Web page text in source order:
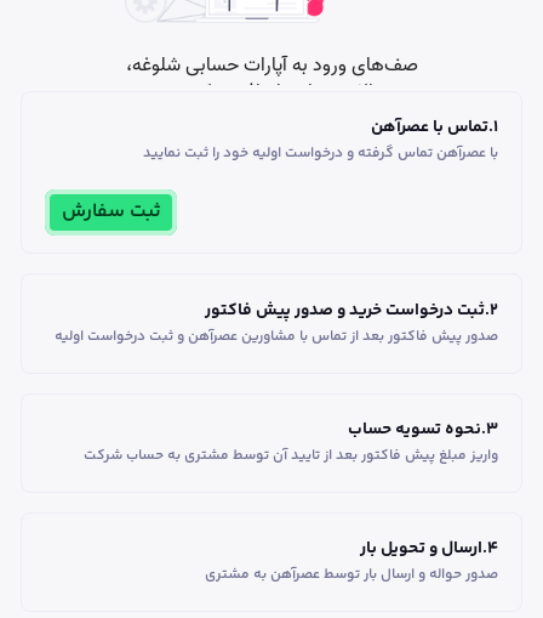
1
.تماس با عصرآهن
با عصرآهن تماس گرفته و درخواست اولیه خود را ثبت نمایید
ثبت سفارش
2
.ثبت درخواست خرید و صدور پیش فاکتور
صدور پیش فاکتور بعد از تماس با مشاورین عصر‌آهن و ثبت درخواست اولیه
3
.نحوه تسویه حساب
واریز مبلغ پیش فاکتور بعد از تایید آن توسط مشتری به حساب شرکت
4
.ارسال و تحویل بار
صدور حواله و ارسال بار توسط عصرآهن به مشتری